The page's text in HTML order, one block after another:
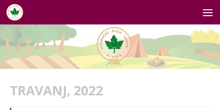
Skip to content
TRAVANJ, 2022